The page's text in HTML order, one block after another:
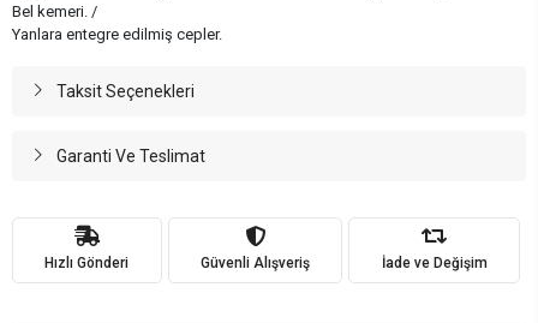
Bel kemeri. /
Yanlara entegre edilmiş cepler.
Taksit Seçenekleri
Garanti Ve Teslimat
Hızlı Gönderi Güvenli Alışveriş İade ve Değişim